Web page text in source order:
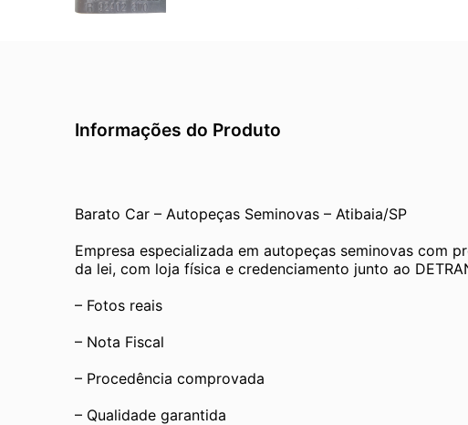
Informações do Produto
Barato Car – Autopeças Seminovas – Atibaia/SP
Empresa especializada em autopeças seminovas com
da lei, com loja física e credenciamento junto ao
– Fotos reais
– Nota Fiscal
– Procedência comprovada
– Qualidade garantida